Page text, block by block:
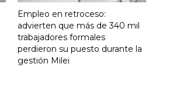
Empleo en retroceso:
advierten que más de 340 mil
trabajadores formales
perdieron su puesto durante la
gestión Milei